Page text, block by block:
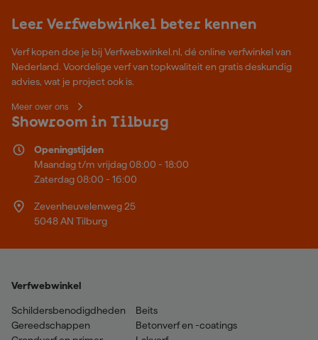
Leer Verfwebwinkel beter kennen
Verf kopen doe je bij Verfwebwinkel.nl, dé online verfwinkel van
Nederland. Voordelige verf van topkwaliteit en gratis deskundig
advies, wat je project ook is.
Meer over ons
Showroom in Tilburg
Openingstijden
Maandag t/m vrijdag 08:00 - 18:00
Zaterdag 08:00 - 16:00
Zevenheuvelenweg 25
5048 AN Tilburg
Verfwebwinkel
Schildersbenodigdheden
Gereedschappen
Beits
Betonverf en -coatings